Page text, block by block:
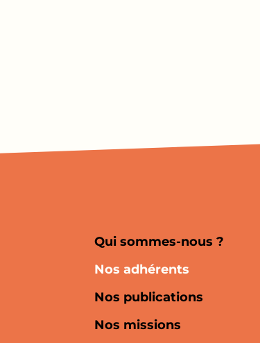
Qui sommes-nous ?
Nos adhérents
Nos publications
Nos missions